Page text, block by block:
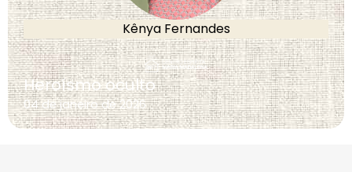
Kênya Fernandes
Heroísmo oculto
04 de janeiro de 2026